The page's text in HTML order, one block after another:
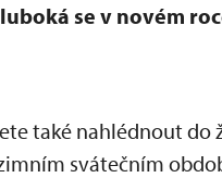
se v novém
také nahlédnout do
svátečním